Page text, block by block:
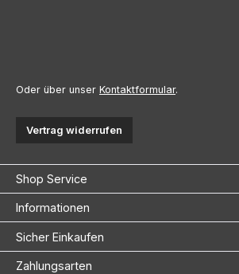
Oder über unser Kontaktformular.
Vertrag widerrufen
Shop Service
Informationen
Sicher Einkaufen
Zahlungsarten